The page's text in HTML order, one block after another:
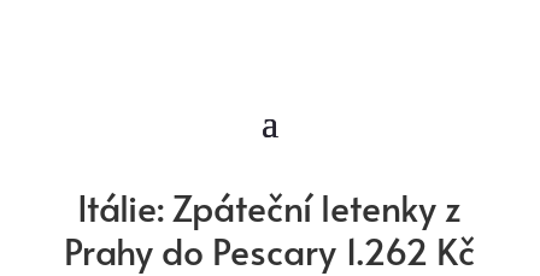
Itálie: Zpáteční letenky z
Prahy do Pescary 1.262 Kč